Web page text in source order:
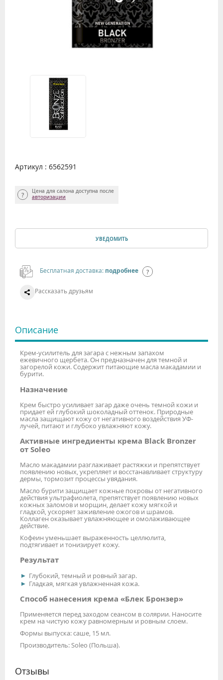
Артикул : 6562591
Цена для салона доступна после
авторизации
УВЕДОМИТЬ
Бесплатная доставка: подробнее
Рассказать друзьям
Описание
Крем-усилитель для загара с нежным запахом
ежевичного щербета. Он предназначен для темной и
загорелой кожи. Содержит питающие масла макадамии и
бурити.
Назначение
Крем быстро усиливает загар даже очень темной кожи и
придает ей глубокий шоколадный оттенок. Природные
масла защищают кожу от негативного воздействия УФ-
лучей, питают и глубоко увлажняют кожу.
Активные ингредиенты крема Black Bronzer
от Soleo
Масло макадамии разглаживает растяжки и препятствует
появлению новых, укрепляет и восстанавливает структуру
дермы, тормозит процессы увядания.
Масло бурити защищает кожные покровы от негативного
действия ультрафиолета, препятствует появлению новых
кожных заломов и морщин, делает кожу мягкой и
гладкой, ускоряет заживление ожогов и шрамов.
Коллаген оказывает увлажняющее и омолаживающее
действие.
Кофеин уменьшает выраженность целлюлита,
подтягивает и тонизирует кожу.
Результат
Глубокий, темный и ровный загар.
Гладкая, мягкая увлажненная кожа.
Способ нанесения крема «Блек Бронзер»
Применяется перед заходом сеансом в солярии. Наносите
крем на чистую кожу равномерным и ровным слоем.
Формы выпуска: саше, 15 мл.
Производитель: Soleo (Польша).
Отзывы